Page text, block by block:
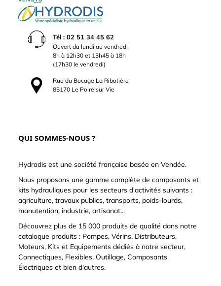
Tél : 02 51 34 45 62
Ouvert du lundi au vendredi
8h à 12h30 et 13h45 à 18h
(17h30 le vendredi)
Rue du Bocage La Ribotière
85170 Le Poiré sur Vie
QUI SOMMES-NOUS ?
Hydrodis est une société française basée en Vendée.
Nous proposons une gamme complète de composants et
kits hydrauliques pour les secteurs d'activités suivants :
agriculture, travaux publics, transports, poids-lourds,
manutention, industrie, artisanat...
Découvrez plus de 15 000 produits de qualité dans notre
catalogue produits : Pompes, Vérins, Distributeurs,
Moteurs, Kits et Equipements dédiés à notre secteur,
Connectiques, Flexibles, Outillage, Composants
Électriques et bien d'autres.